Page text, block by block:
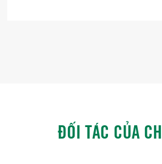
ĐỐI TÁC CỦA